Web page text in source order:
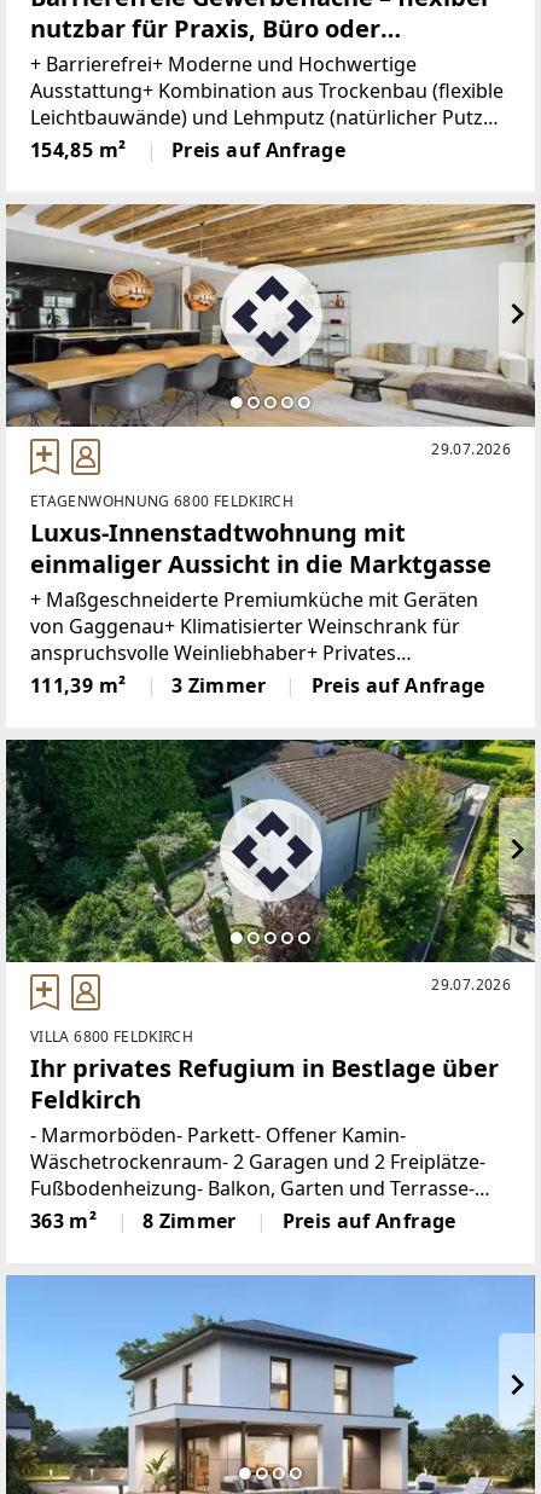
nutzbar für Praxis, Büro oder
Dienstleistungsbetriebe
+ Barrierefrei+ Moderne und Hochwertige
Ausstattung+ Kombination aus Trockenbau (flexible
Leichtbauwände) und Lehmputz (natürlicher Putz
für ein angenehmes Raumklima und gute
Feuchtigkeitsregulierung)+ Integrierte
154,85 m² Preis auf Anfrage
29.07.2026
ETAGENWOHNUNG 6800 FELDKIRCH
Luxus-Innenstadtwohnung mit
einmaliger Aussicht in die Marktgasse
+ Maßgeschneiderte Premiumküche mit Geräten
von Gaggenau+ Klimatisierter Weinschrank für
anspruchsvolle Weinliebhaber+ Privates
Heimkinoerlebnis mit Beamer und versenkbarer
Leinwand+ Hochwertiges Soundsystem+ Edle
111,39 m² 3 Zimmer Preis auf Anfrage
29.07.2026
VILLA 6800 FELDKIRCH
Ihr privates Refugium in Bestlage über
Feldkirch
- Marmorböden- Parkett- Offener Kamin-
Wäschetrockenraum- 2 Garagen und 2 Freiplätze-
Fußbodenheizung- Balkon, Garten und Terrasse-
AlarmanlageDiese außergewöhnliche Liegenschaft
vereint stilvolle Wohnkultur
363 m² 8 Zimmer Preis auf Anfrage